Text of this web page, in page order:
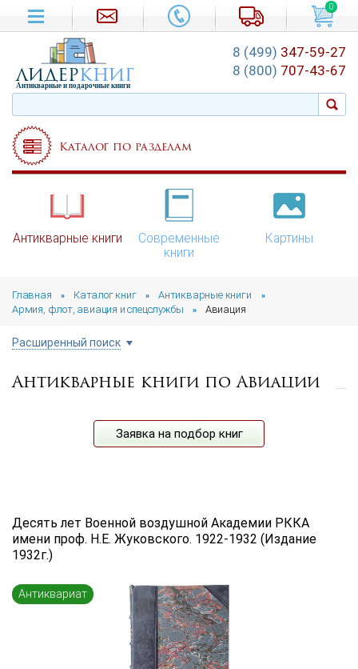
Каталог по разделам
Антикварные книги
Современные
книги
Картины
Главная » Каталог книг » Антикварные книги »
Армия, флот, авиация и спецслужбы » Авиация
Расширенный поиск
Цена руб.
Язык книги
...
Переплет
...
Антикварные книги по Авиации
Заявка на подбор книг
Десять лет Военной воздушной Академии РККА
имени проф. Н.Е. Жуковского. 1922-1932 (Издание
1932г.)
Антиквариат
0
лидеркниг
Антикварные и подарочные книги
8 (499) 347-59-27
8 (800) 707-43-67